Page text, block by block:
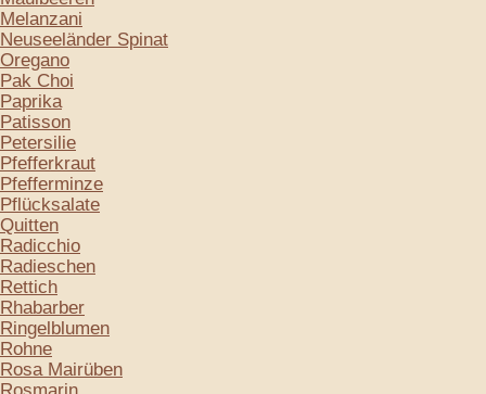
Melanzani
Neuseeländer Spinat
Oregano
Pak Choi
Paprika
Patisson
Petersilie
Pfefferkraut
Pfefferminze
Pflücksalate
Quitten
Radicchio
Radieschen
Rettich
Rhabarber
Ringelblumen
Rohne
Rosa Mairüben
Rosmarin